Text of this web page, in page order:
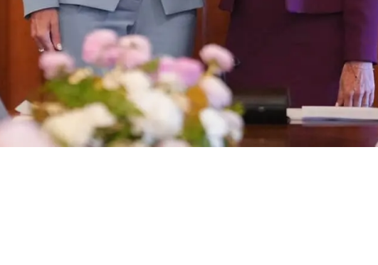
acusación de
a la violencia